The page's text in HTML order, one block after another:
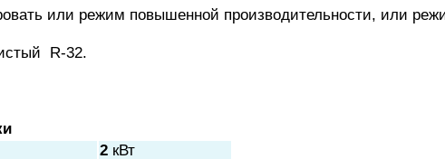
или режим повышенной производительности, или
R-32.
2 кВт